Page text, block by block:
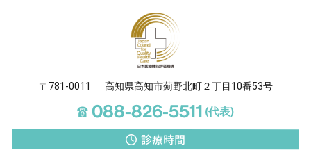
〒781-0011 高知県高知市薊野北町２丁目10番53号
☎088-826-5511 (代表)
診療時間